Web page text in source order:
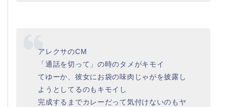
アレクサのCM
「通話を切って」の時のタメがキモイ
てゆーか、彼女にお袋の味肉じゃがを披露し
ようとしてるのもキモイし
完成するまでカレーだって気付けないのもヤ